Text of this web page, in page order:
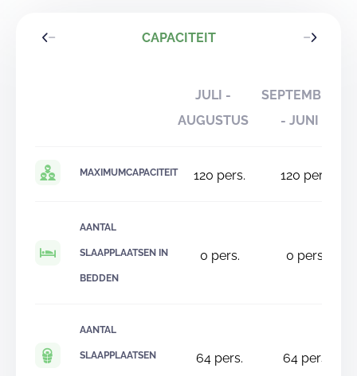
CAPACITEIT
JULI -
AUGUSTUS
SEPTEMBER
- JUNI
MAXIMUMCAPACITEIT 120 pers. 120 pers.
AANTAL
SLAAPPLAATSEN IN
BEDDEN
0 pers. 0 pers.
AANTAL
SLAAPPLAATSEN 64 pers. 64pers.